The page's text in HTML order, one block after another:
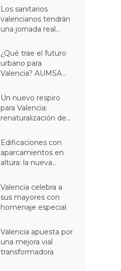
Los sanitarios
valencianos tendrán
una jornada real...
¿Qué trae el futuro
urbano para
Valencia? AUMSA...
Un nuevo respiro
para Valencia:
renaturalización de...
Edificaciones con
aparcamientos en
altura: la nueva...
Valencia celebra a
sus mayores con
homenaje especial
Valencia apuesta por
una mejora vial
transformadora